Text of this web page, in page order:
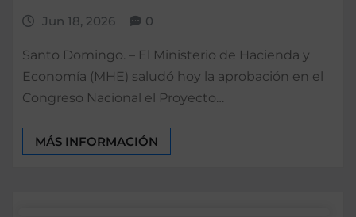
Jun 18, 2026 0
Santo Domingo. – El Ministerio de Hacienda y
Economía (MHE) saludó hoy la aprobación en el
Congreso Nacional el Proyecto…
MÁS INFORMACIÓN